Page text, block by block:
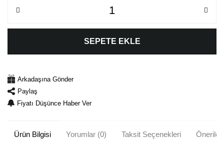
SEPETE EKLE
Arkadaşına Gönder
Paylaş
Fiyatı Düşünce Haber Ver
Ürün Bilgisi Yorumlar (0) Taksit Seçenekleri